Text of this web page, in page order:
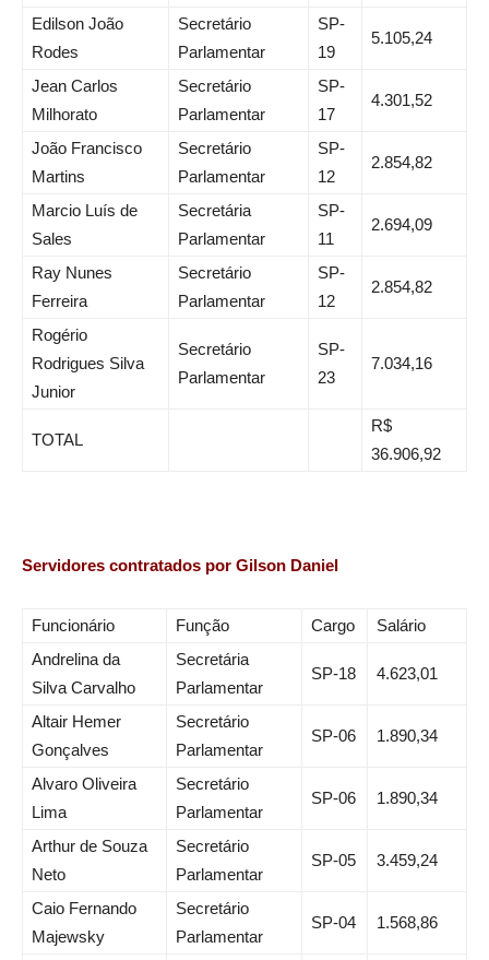
Edilson João
Rodes
Secretário
Parlamentar
SP-
19
5.105,24
Jean Carlos
Milhorato
Secretário
Parlamentar
SP-
17
4.301,52
João Francisco
Martins
Secretário
Parlamentar
SP-
12
2.854,82
Marcio Luís de
Sales
Secretária
Parlamentar
SP-
11
2.694,09
Ray Nunes
Ferreira
Secretário
Parlamentar
SP-
12
2.854,82
Rogério
Rodrigues Silva
Junior
Secretário
Parlamentar
SP-
23
7.034,16
TOTAL
R$
36.906,92
Servidores contratados por Gilson Daniel
Funcionário Função Cargo
Salário
Andrelina da
Silva Carvalho
Secretária
Parlamentar
SP-18 4.623,01
Altair Hemer
Gonçalves
Secretário
Parlamentar
SP-06 1.890,34
Alvaro Oliveira
Lima
Secretário
Parlamentar
SP-06 1.890,34
Arthur de Souza
Neto
Secretário
Parlamentar
SP-05 3.459,24
Caio Fernando
Majewsky
Secretário
Parlamentar
SP-04 1.568,86